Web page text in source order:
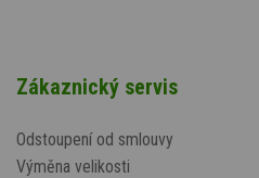
Zákaznický servis
Odstoupení od smlouvy
Výměna velikosti